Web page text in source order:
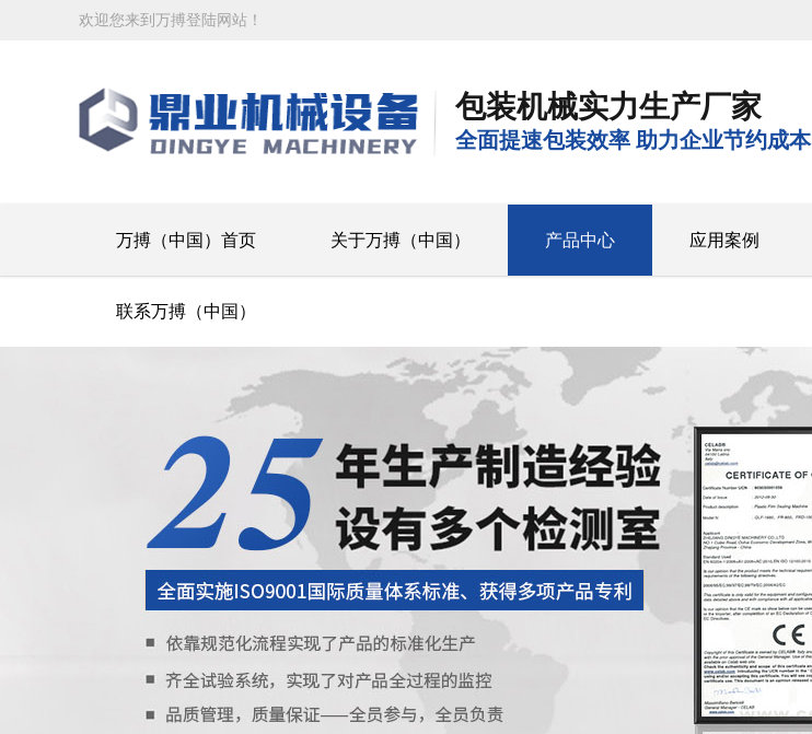
欢迎您来到万搏登陆网站！
包装机械实力生产厂家
全面提速包装效率 助力企业节约成本
万搏（中国）首页 关于万搏（中国） 产品中心 应用案例
联系万搏（中国）